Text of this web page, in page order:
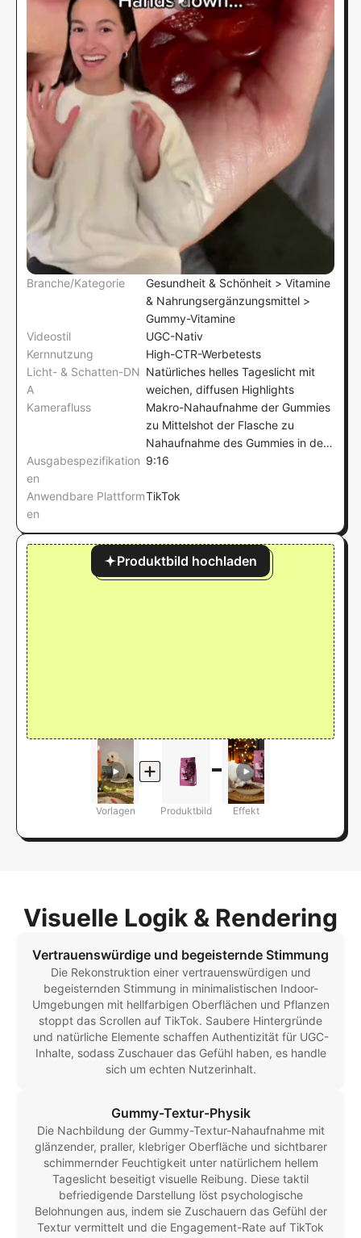
Branche/Kategorie
Gesundheit & Schönheit > Vitamine
& Nahrungsergänzungsmittel >
Gummy-Vitamine
Videostil
UGC-Nativ
Kernnutzung
High-CTR-Werbetests
Licht- & Schatten-DN
A
Natürliches helles Tageslicht mit
weichen, diffusen Highlights
Kamerafluss
Makro-Nahaufnahme der Gummies
zu Mittelshot der Flasche zu
Nahaufnahme des Gummies in der
Hand
Ausgabespezifikation
en
9:16
Anwendbare Plattform
en
TikTok
Produktbild hochladen
Vorlagen Produktbild Effekt
Visuelle Logik & Rendering
Vertrauenswürdige und begeisternde Stimmung
Die Rekonstruktion einer vertrauenswürdigen und
begeisternden Stimmung in minimalistischen Indoor-
Umgebungen mit hellfarbigen Oberflächen und Pflanzen
stoppt das Scrollen auf TikTok. Saubere Hintergründe
und natürliche Elemente schaffen Authentizität für UGC-
Inhalte, sodass Zuschauer das Gefühl haben, es handle
sich um echten Nutzerinhalt.
Gummy-Textur-Physik
Die Nachbildung der Gummy-Textur-Nahaufnahme mit
glänzender, praller, klebriger Oberfläche und sichtbarer
schimmernder Feuchtigkeit unter natürlichem hellem
Tageslicht beseitigt visuelle Reibung. Diese taktil
befriedigende Darstellung löst psychologische
Belohnungen aus, indem sie Zuschauern das Gefühl der
Textur vermittelt und die Engagement-Rate auf TikTok